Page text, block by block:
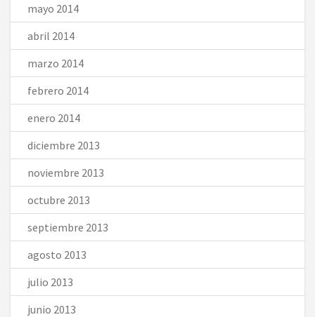
mayo 2014
abril 2014
marzo 2014
febrero 2014
enero 2014
diciembre 2013
noviembre 2013
octubre 2013
septiembre 2013
agosto 2013
julio 2013
junio 2013